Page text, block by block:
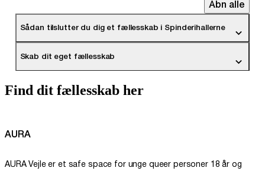
Åbn alle
Sådan tilslutter du dig et fællesskab i Spinderihallerne
Skab dit eget fællesskab
Find dit fællesskab her
AURA
AURA Vejle er et safe space for unge queer personer 18 år og